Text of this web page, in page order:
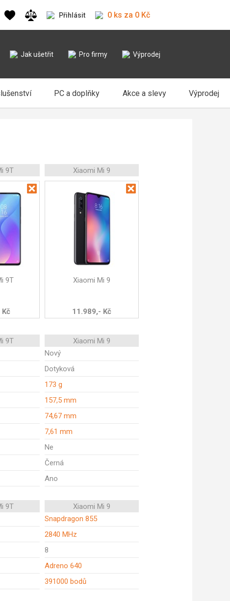
Přihlásit 0 ks za 0 Kč
Jak ušetřit Pro firmy Výprodej
PC a doplňky Akce a slevy Výprodej
9T Xiaomi Mi 9
9T Xiaomi Mi 9
11.989,- Kč
9T
Xiaomi Mi 9
Nový
Dotyková
173 g
157,5 mm
74,67 mm
7,61 mm
Ne
Černá
Ano
9T
Xiaomi Mi 9
Snapdragon 855
2840 MHz
8
Adreno 640
391000 bodů